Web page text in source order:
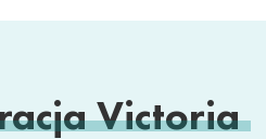
Victoria